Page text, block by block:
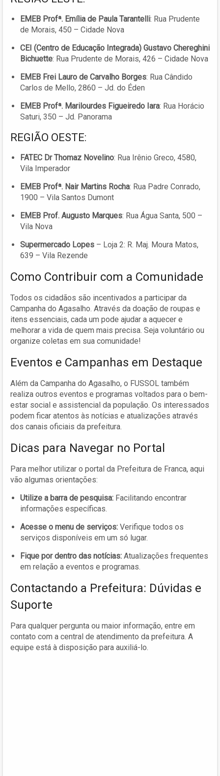
EMEB Profª. Emília de Paula Tarantelli: Rua Prudente
de Morais, 450 – Cidade Nova
CEI (Centro de Educação Integrada) Gustavo Chereghini
Bichuette: Rua Prudente de Morais, 426 – Cidade Nova
EMEB Frei Lauro de Carvalho Borges: Rua Cândido
Carlos de Mello, 2860 – Jd. do Éden
EMEB Profª. Marilourdes Figueiredo Iara: Rua Horácio
Saturi, 350 – Jd. Panorama
REGIÃO OESTE:
FATEC Dr Thomaz Novelino: Rua Irênio Greco, 4580,
Vila Imperador
EMEB Profª. Nair Martins Rocha: Rua Padre Conrado,
1900 – Vila Santos Dumont
EMEB Prof. Augusto Marques: Rua Água Santa, 500 –
Vila Nova
Supermercado Lopes – Loja 2: R. Maj. Moura Matos,
639 – Vila Rezende
Como Contribuir com a Comunidade
Todos os cidadãos são incentivados a participar da
Campanha do Agasalho. Através da doação de roupas e
itens essenciais, cada um pode ajudar a aquecer e
melhorar a vida de quem mais precisa. Seja voluntário ou
organize coletas em sua comunidade!
Eventos e Campanhas em Destaque
Além da Campanha do Agasalho, o FUSSOL também
realiza outros eventos e programas voltados para o bem-
estar social e assistencial da população. Os interessados
podem ficar atentos às notícias e atualizações através
dos canais oficiais da prefeitura.
Dicas para Navegar no Portal
Para melhor utilizar o portal da Prefeitura de Franca, aqui
vão algumas orientações:
Utilize a barra de pesquisa: Facilitando encontrar
informações específicas.
Acesse o menu de serviços: Verifique todos os
serviços disponíveis em um só lugar.
Fique por dentro das notícias: Atualizações frequentes
em relação a eventos e programas.
Contactando a Prefeitura: Dúvidas e
Suporte
Para qualquer pergunta ou maior informação, entre em
contato com a central de atendimento da prefeitura. A
equipe está à disposição para auxiliá-lo.